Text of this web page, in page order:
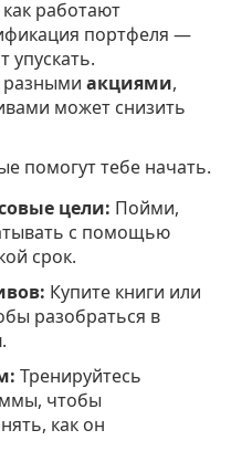
работают
портфеля —
упускать.
разными акциями,
может снизить
помогут тебе начать.
цели: Пойми,
с помощью
срок.
Купите книги или
разобраться в
.
Тренируйтесь
чтобы
как он